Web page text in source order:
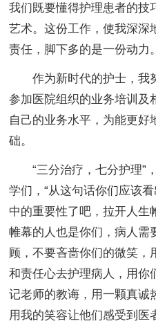
我们既要懂得护理患者的技
艺术。这份工作，使我深深
责任，脚下多的是一份动力。
作为新时代的护士，我
参加医院组织的业务培训及
自己的业务水平，为能更好
础。
“三分治疗，七分护理”
学们，“从这句话你们应该
中的重要性了吧，拉开人生
帷幕的人也是你们，病人需
顾，不要吝啬你们的微笑，
和责任心去护理病人，用你
记老师的教诲，用一颗真诚
用我的笑容让他们感受到医